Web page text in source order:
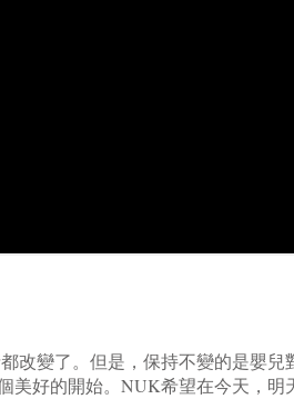
改變了。但是，保持不變的是嬰兒
美好的開始。NUK希望在今天，明